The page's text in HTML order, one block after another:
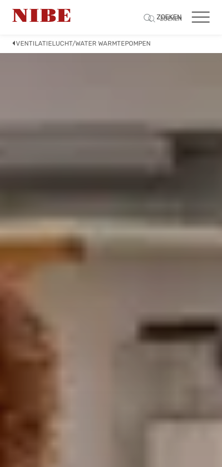
ZOEKEN
ZOEKEN
VENTILATIELUCHT/WATER WARMTEPOMPEN